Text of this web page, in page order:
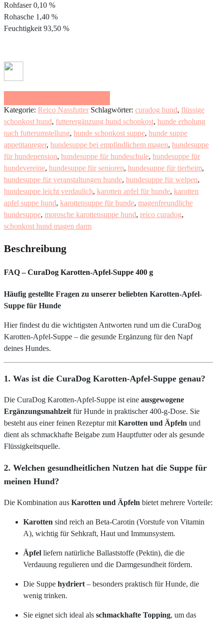
Rohfaser 0,10 %
Rohasche 1,40 %
Feuchtigkeit 93,50 %
Kategorie: Reico Nassfutter Schlagwörter: curadog hund, flüssige
schonkost hund, futterergänzung hund schonkost, hunde erholung
nach futterumstellung, hunde schonkost suppe, hunde suppe
appetitanreger, hundesuppe bei empfindlichem magen, hundesuppe
für hundepension, hundesuppe für hundeschule, hundesuppe für
hundevereine, hundesuppe für senioren, hundesuppe für tierheim,
hundesuppe für veranstaltungen hunde, hundesuppe für welpen,
hundesuppe leicht verdaulich, karotten apfel für hunde, karotten
apfel suppe hund, karottensuppe für hunde, magenfreundliche
hundesuppe, morosche karottensuppe hund, reico curadog,
schonkost hund magen darm
Beschreibung
FAQ – CuraDog Karotten-Apfel-Suppe 400 g
Häufig gestellte Fragen zu unserer beliebten Karotten-Apfel-
Suppe für Hunde
Hier findest du die wichtigsten Antworten rund um die CuraDog
Karotten-Apfel-Suppe – die gesunde Ergänzung für den Napf
deines Hundes.
1. Was ist die CuraDog Karotten-Apfel-Suppe genau?
Die CuraDog Karotten-Apfel-Suppe ist eine ausgewogene
Ergänzungsmahlzeit für Hunde in praktischer 400-g-Dose. Sie
besteht aus einer feinen Rezeptur mit Karotten und Äpfeln und
dient als schmackhafte Beigabe zum Hauptfutter oder als gesunde
Flüssigkeitsquelle.
2. Welchen gesundheitlichen Nutzen hat die Suppe für
meinen Hund?
Die Kombination aus Karotten und Äpfeln bietet mehrere Vorteile:
Karotten sind reich an Beta-Carotin (Vorstufe von Vitamin
A), wichtig für Sehkraft, Haut und Immunsystem.
Äpfel liefern natürliche Ballaststoffe (Pektin), die die
Verdauung regulieren und die Darmgesundheit fördern.
Die Suppe hydriert – besonders praktisch für Hunde, die
wenig trinken.
Sie eignet sich ideal als schmackhafte Topping, um das